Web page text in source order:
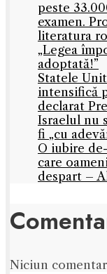
peste
examen.
literatura
„Legea
adoptată!”
Statele
intensifică
declarat
Israelul nu
fi „cu
O iubire
care
despart –
Niciun